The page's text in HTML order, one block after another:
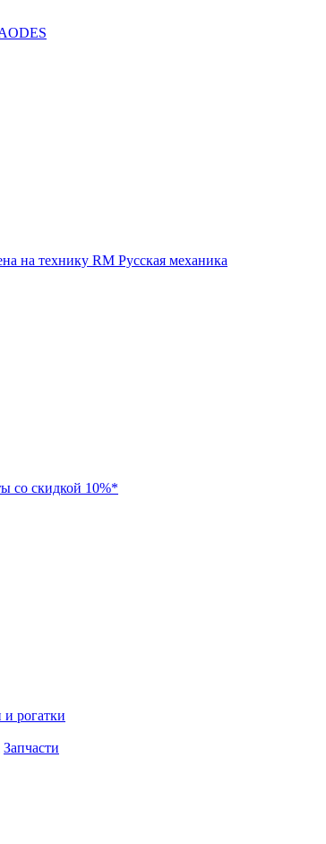
на технику RM Русская механика
со скидкой 10%*
рогатки
Запчасти